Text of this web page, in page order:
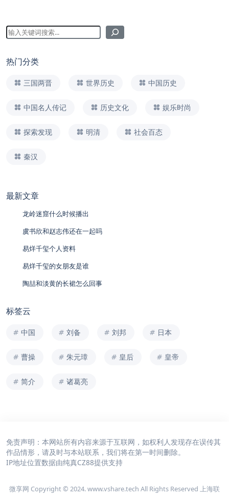
热门分类
三国两晋 世界历史 中国历史
中国名人传记 历史文化 娱乐时尚
探索发现 明清 社会百态
秦汉
最新文章
龙岭迷窟什么时候播出
虞书欣和赵志伟还在一起吗
易烊千玺个人资料
易烊千玺的女朋友是谁
陶喆和淡黄的长裙怎么回事
标签云
中国 刘备 刘邦 日本
曹操 朱元璋 皇后 皇帝
简介 诸葛亮
免责声明：本网站所有内容来源于互联网，如权利人发现存在误传其
作品情形，请及时与本站联系，我们将在第一时间删除。
IP地址位置数据由纯真CZ88提供支持
微享网 Copyright © 2024. www.vshare.tech All Rights Reserved 上海联